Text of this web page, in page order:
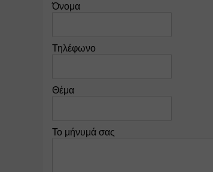
Όνομα
Τηλέφωνο
Θέμα
Το μήνυμά σας